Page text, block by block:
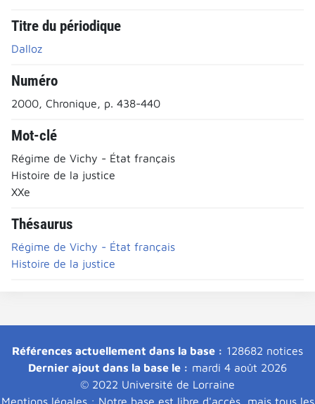
Titre du périodique
Dalloz
Numéro
2000, Chronique, p. 438-440
Mot-clé
Régime de Vichy - État français
Histoire de la justice
XXe
Thésaurus
Régime de Vichy - État français
Histoire de la justice
Références actuellement dans la base : 128682 notices
Dernier ajout dans la base le : mardi 4 août 2026
© 2022 Université de Lorraine
Mentions légales : Notre base est libre d'accès, mais tous les